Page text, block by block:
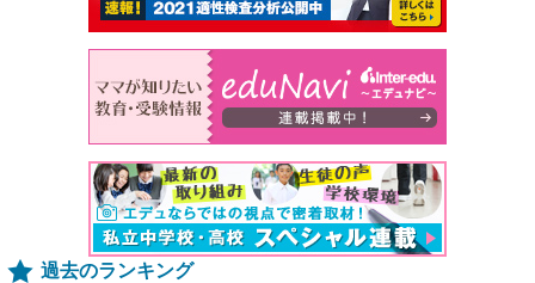
過去のランキング